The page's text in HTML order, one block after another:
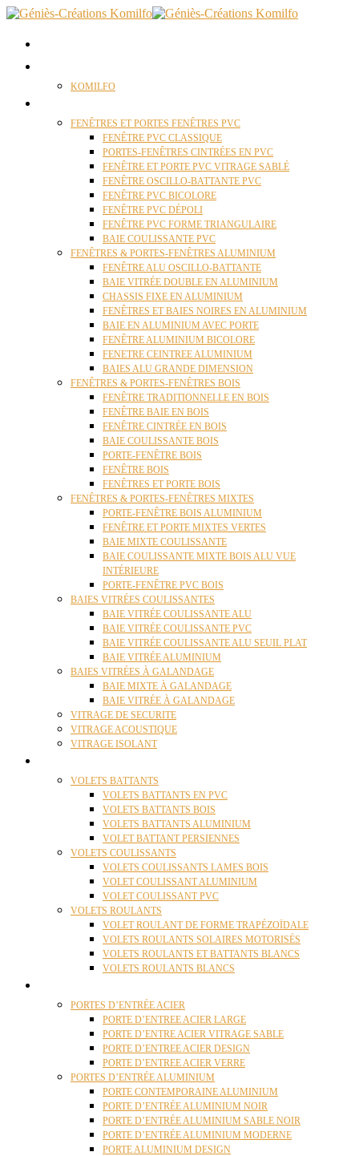
KOMILFO
FENÊTRES ET PORTES FENÊTRES PVC
FENÊTRE PVC CLASSIQUE
PORTES-FENÊTRES CINTRÉES EN PVC
FENÊTRE ET PORTE PVC VITRAGE SABLÉ
FENÊTRE OSCILLO-BATTANTE PVC
FENÊTRE PVC BICOLORE
FENÊTRE PVC DÉPOLI
FENÊTRE PVC FORME TRIANGULAIRE
BAIE COULISSANTE PVC
FENÊTRES & PORTES-FENÊTRES ALUMINIUM
FENÊTRE ALU OSCILLO-BATTANTE
BAIE VITRÉE DOUBLE EN ALUMINIUM
CHASSIS FIXE EN ALUMINIUM
FENÊTRES ET BAIES NOIRES EN ALUMINIUM
BAIE EN ALUMINIUM AVEC PORTE
FENÊTRE ALUMINIUM BICOLORE
FENETRE CEINTREE ALUMINIUM
BAIES ALU GRANDE DIMENSION
FENÊTRES & PORTES-FENÊTRES BOIS
FENÊTRE TRADITIONNELLE EN BOIS
FENÊTRE BAIE EN BOIS
FENÊTRE CINTRÉE EN BOIS
BAIE COULISSANTE BOIS
PORTE-FENÊTRE BOIS
FENÊTRE BOIS
FENÊTRES ET PORTE BOIS
FENÊTRES & PORTES-FENÊTRES MIXTES
PORTE-FENÊTRE BOIS ALUMINIUM
FENÊTRE ET PORTE MIXTES VERTES
BAIE MIXTE COULISSANTE
BAIE COULISSANTE MIXTE BOIS ALU VUE
INTÉRIEURE
PORTE-FENÊTRE PVC BOIS
BAIES VITRÉES COULISSANTES
BAIE VITRÉE COULISSANTE ALU
BAIE VITRÉE COULISSANTE PVC
BAIE VITRÉE COULISSANTE ALU SEUIL PLAT
BAIE VITRÉE ALUMINIUM
BAIES VITRÉES À GALANDAGE
BAIE MIXTE À GALANDAGE
BAIE VITRÉE À GALANDAGE
VITRAGE DE SECURITE
VITRAGE ACOUSTIQUE
VITRAGE ISOLANT
VOLETS BATTANTS
VOLETS BATTANTS EN PVC
VOLETS BATTANTS BOIS
VOLETS BATTANTS ALUMINIUM
VOLET BATTANT PERSIENNES
VOLETS COULISSANTS
VOLETS COULISSANTS LAMES BOIS
VOLET COULISSANT ALUMINIUM
VOLET COULISSANT PVC
VOLETS ROULANTS
VOLET ROULANT DE FORME TRAPÉZOÏDALE
VOLETS ROULANTS SOLAIRES MOTORISÉS
VOLETS ROULANTS ET BATTANTS BLANCS
VOLETS ROULANTS BLANCS
PORTES D’ENTRÉE ACIER
PORTE D’ENTREE ACIER LARGE
PORTE D’ENTRE ACIER VITRAGE SABLE
PORTE D’ENTREE ACIER DESIGN
PORTE D’ENTREE ACIER VERRE
PORTES D’ENTRÉE ALUMINIUM
PORTE CONTEMPORAINE ALUMINIUM
PORTE D’ENTRÉE ALUMINIUM NOIR
PORTE D’ENTRÉE ALUMINIUM SABLE NOIR
PORTE D’ENTRÉE ALUMINIUM MODERNE
PORTE ALUMINIUM DESIGN